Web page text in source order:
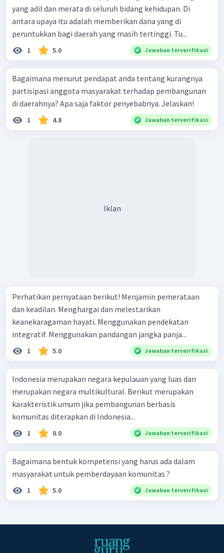
yang adil dan merata di seluruh bidang kehidupan. Di
antara upaya itu adalah memberikan dana yang di
peruntukkan bagi daerah yang masih tertinggi. Tu...
1 5.0 Jawaban terverifikasi
Bagaimana menurut pendapat anda tentang kurangnya
partisipasi anggota masyarakat terhadap pembangunan
di daerahnya? Apa saja faktor penyebabnya. Jelaskan!
1 4.8 Jawaban terverifikasi
Iklan
Perhatikan pernyataan berikut! Menjamin pemerataan
dan keadilan. Menghargai dan melestarikan
keanekaragaman hayati. Menggunakan pendekatan
integratif. Menggunakan pandangan jangka panja...
1 5.0 Jawaban terverifikasi
Indonesia merupakan negara kepulauan yang luas dan
merupakan negara multikultural. Berikut merupakan
karakteristik umum jika pembangunan berbasis
komunitas diterapkan di Indonesia...
1 0.0 Jawaban terverifikasi
Bagaimana bentuk kompetensi yang harus ada dalam
masyarakat untuk pemberdayaan komunitas ?
1 5.0 Jawaban terverifikasi